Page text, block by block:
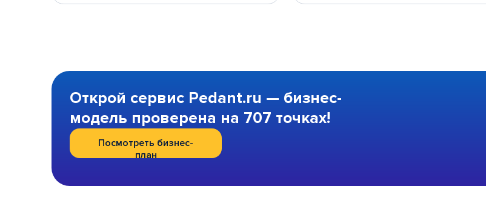
Открой сервис Pedant.ru — бизнес-
модель проверена на 707 точках!
Посмотреть бизнес-
план